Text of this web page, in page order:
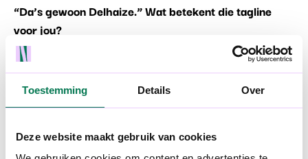
Toestemming Details Over
Deze website maakt gebruik van cookies
“Da’s gewoon Delhaize.” Wat betekent die tagline
voor jou?
“De afgelopen twee jaar hebben we heel hard aan
dat nieuwe employer brand gebouwd. Die tagline vat
onze identiteit samen. We bestaan eigenlijk uit drie
werelden: winkels, logistiek en hoofdkantoor. Maar
uiteindelijk hebben we allemaal hetzelfde doel: een
gelukkige klant. En da's waar we bij Delhaize
gewoon voor zorgen. Elke dag opnieuw, al bijna 160